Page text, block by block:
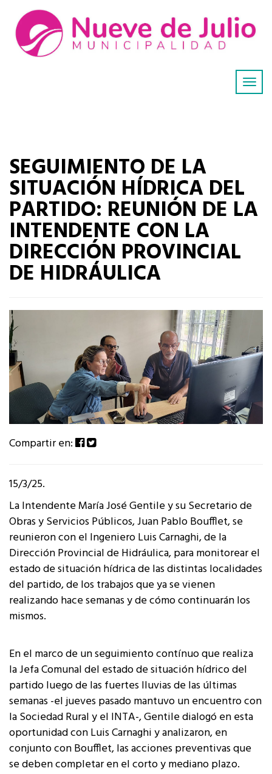
SEGUIMIENTO DE LA
SITUACIÓN HÍDRICA DEL
PARTIDO: REUNIÓN DE LA
INTENDENTE CON LA
DIRECCIÓN PROVINCIAL
DE HIDRÁULICA
Compartir en:
15/3/25.
La Intendente María José Gentile y su Secretario de
Obras y Servicios Públicos, Juan Pablo Boufflet, se
reunieron con el Ingeniero Luis Carnaghi, de la
Dirección Provincial de Hidráulica, para monitorear el
estado de situación hídrica de las distintas localidades
del partido, de los trabajos que ya se vienen
realizando hace semanas y de cómo continuarán los
mismos.
En el marco de un seguimiento contínuo que realiza
la Jefa Comunal del estado de situación hídrico del
partido luego de las fuertes lluvias de las últimas
semanas -el jueves pasado mantuvo un encuentro con
la Sociedad Rural y el INTA-, Gentile dialogó en esta
oportunidad con Luis Carnaghi y analizaron, en
conjunto con Boufflet, las acciones preventivas que
se deben completar en el corto y mediano plazo.